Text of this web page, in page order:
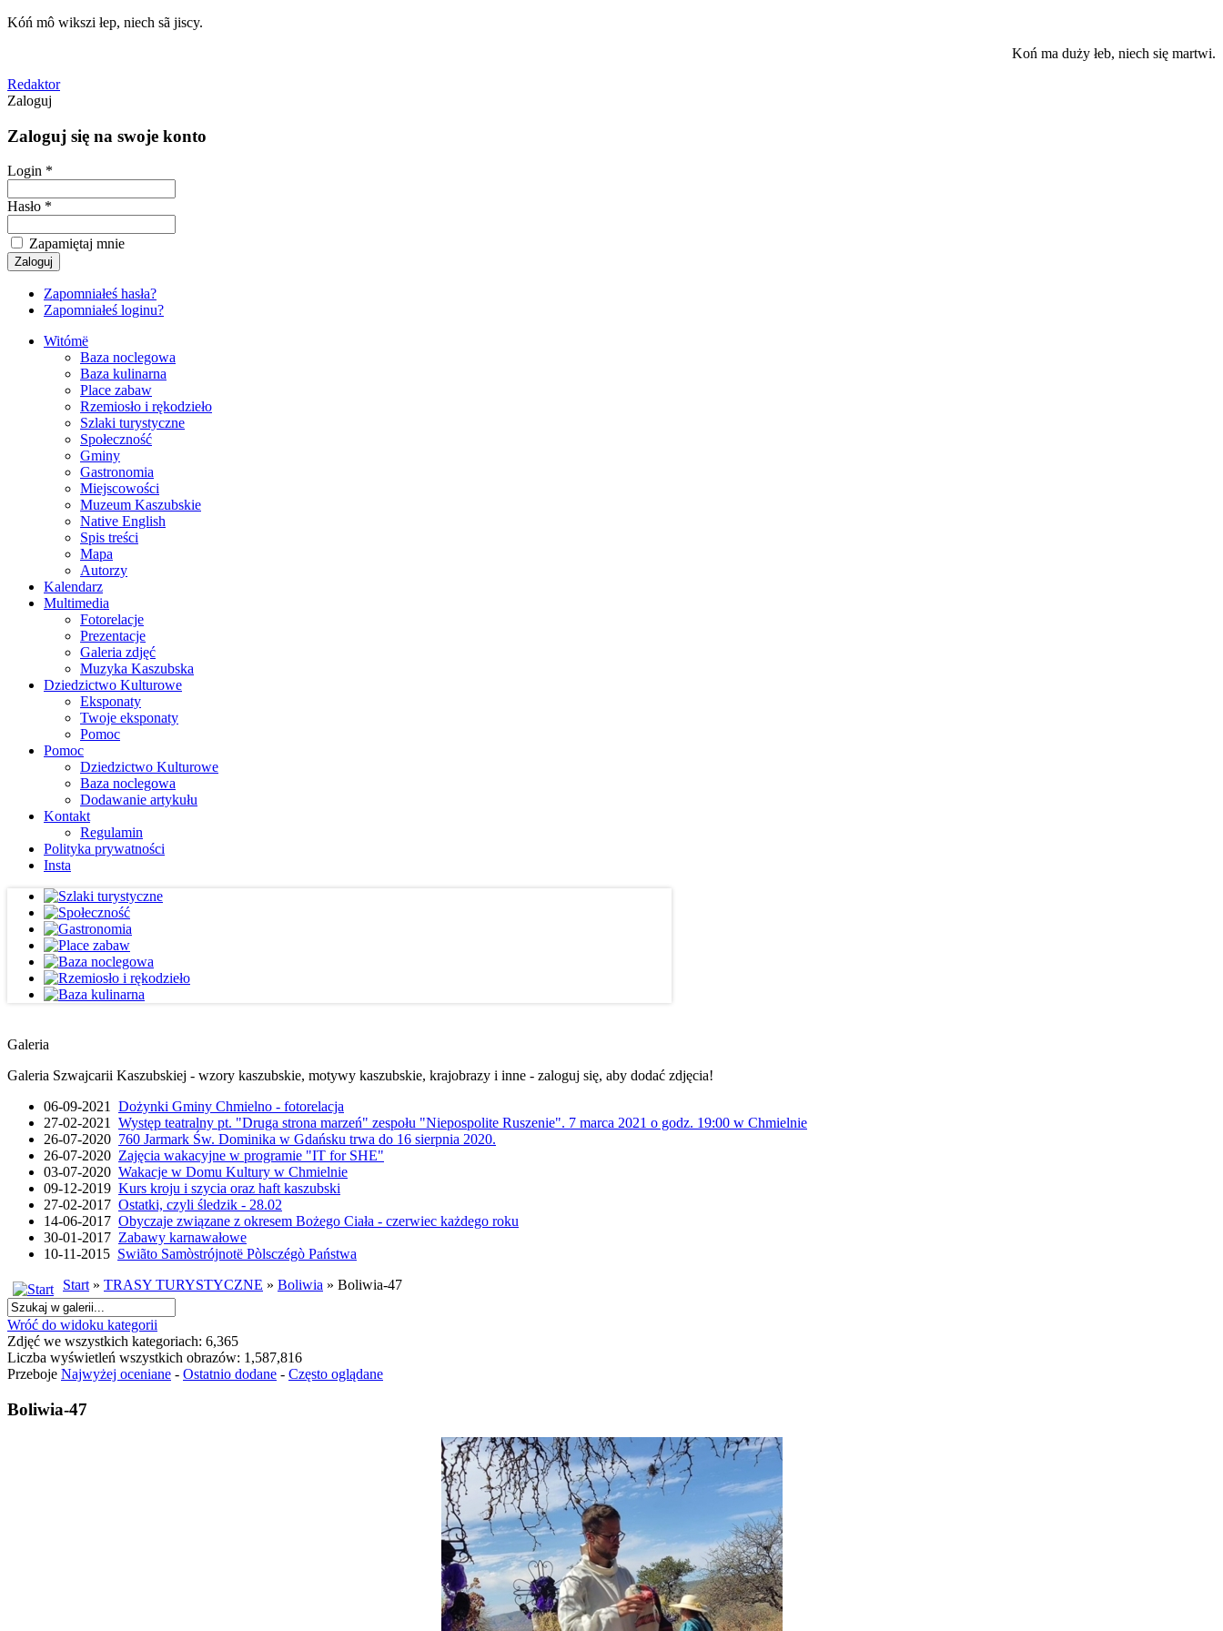
Kóń mô wikszi łep, niech sã jiscy.
Koń ma duży łeb, niech się martwi.
Redaktor
Zaloguj
Zaloguj się na swoje konto
Login *
Hasło *
Zapamiętaj mnie
Zapomniałeś hasła?
Zapomniałeś loginu?
Witómë
Baza noclegowa
Baza kulinarna
Place zabaw
Rzemiosło i rękodzieło
Szlaki turystyczne
Społeczność
Gminy
Gastronomia
Miejscowości
Muzeum Kaszubskie
Native English
Spis treści
Mapa
Autorzy
Kalendarz
Multimedia
Fotorelacje
Prezentacje
Galeria zdjęć
Muzyka Kaszubska
Dziedzictwo Kulturowe
Eksponaty
Twoje eksponaty
Pomoc
Pomoc
Dziedzictwo Kulturowe
Baza noclegowa
Dodawanie artykułu
Kontakt
Regulamin
Polityka prywatności
Insta
Galeria
Galeria Szwajcarii Kaszubskiej - wzory kaszubskie, motywy kaszubskie, krajobrazy i inne - zaloguj się, aby dodać zdjęcia!
06-09-2021 Dożynki Gminy Chmielno - fotorelacja
27-02-2021 Występ teatralny pt. "Druga strona marzeń" zespołu "Niepospolite Ruszenie". 7 marca 2021 o godz. 19:00 w Chmielnie
26-07-2020 760 Jarmark Św. Dominika w Gdańsku trwa do 16 sierpnia 2020.
26-07-2020 Zajęcia wakacyjne w programie "IT for SHE"
03-07-2020 Wakacje w Domu Kultury w Chmielnie
09-12-2019 Kurs kroju i szycia oraz haft kaszubski
27-02-2017 Ostatki, czyli śledzik - 28.02
14-06-2017 Obyczaje związane z okresem Bożego Ciała - czerwiec każdego roku
30-01-2017 Zabawy karnawałowe
10-11-2015 Swiãto Samòstrójnotë Pòlsczégò Państwa
Start» TRASY TURYSTYCZNE » Boliwia » Boliwia-47
Wróć do widoku kategorii
Zdjęć we wszystkich kategoriach: 6,365
Liczba wyświetleń wszystkich obrazów: 1,587,816
Przeboje Najwyżej oceniane - Ostatnio dodane - Często oglądane
Boliwia-47